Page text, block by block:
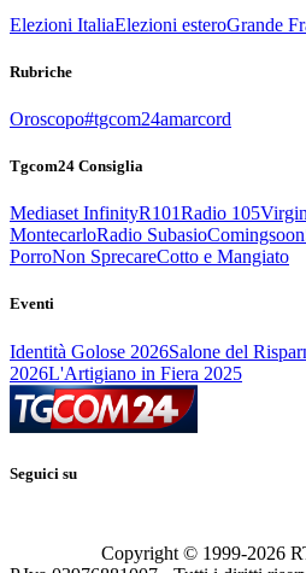
Elezioni ItaliaElezioni esteroGrande
Rubriche
Oroscopo#tgcom24amarcord
Tgcom24 Consiglia
Mediaset InfinityR101Radio 105
MontecarloRadio SubasioComingsoon
PorroNon SprecareCotto e Mangiato
Eventi
Identità Golose 2026Salone del
2026L'Artigiano in Fiera 2025
Seguici su
Copyright © 1999-2026